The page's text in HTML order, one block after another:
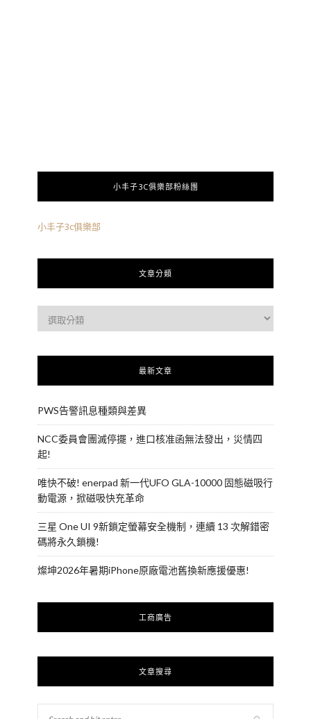
小丰子3C俱樂部粉絲團
小丰子3c俱樂部
文章分類
最新文章
PWS告警訊息種類與差異
NCC委員會團滅停擺，進口核准函無法發出，災情四
起!
唯快不破! enerpad 新一代UFO GLA-10000 固態磁吸行
動電源，掀磁吸快充革命
三星 One UI 9新鎖定螢幕安全機制，連續 13 次解錯密
碼將永久鎖機!
燦坤2026年暑期iPhone原廠電池舊換新應援優惠!
工商廣告
文章搜尋